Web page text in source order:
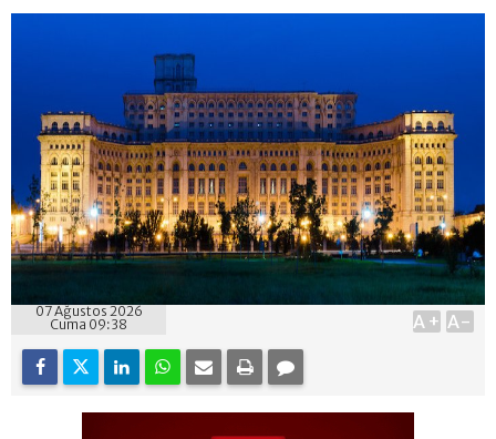
07 Ağustos 2026
Cuma 09:38
A+ A-